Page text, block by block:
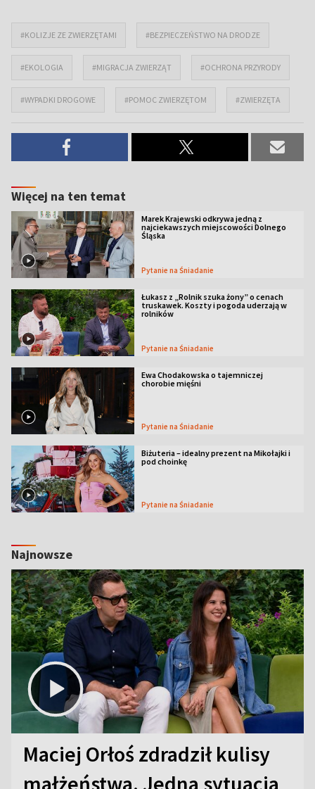
#KOLIZJE ZE ZWIERZĘTAMI #BEZPIECZEŃSTWO NA DRODZE
#EKOLOGIA #MIGRACJA ZWIERZĄT #OCHRONA PRZYRODY
#WYPADKI DROGOWE #POMOC ZWIERZĘTOM #ZWIERZĘTA
Więcej na ten temat
Marek Krajewski odkrywa jedną z
najciekawszych miejscowości Dolnego
Śląska
Pytanie na Śniadanie
Łukasz z „Rolnik szuka żony” o cenach
truskawek. Koszty i pogoda uderzają w
rolników
Pytanie na Śniadanie
Ewa Chodakowska o tajemniczej
chorobie mięśni
Pytanie na Śniadanie
Biżuteria – idealny prezent na Mikołajki i
pod choinkę
Pytanie na Śniadanie
Najnowsze
Maciej Orłoś zdradził kulisy